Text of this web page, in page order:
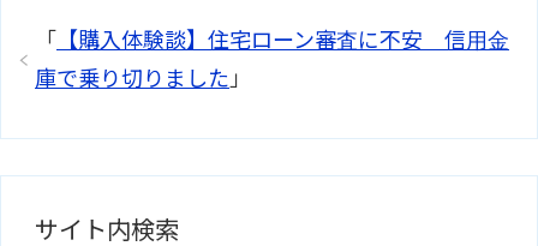
「
【購入体験談】住宅ローン審査に不安 信用金
庫で乗り切りました 」
サイト内検索